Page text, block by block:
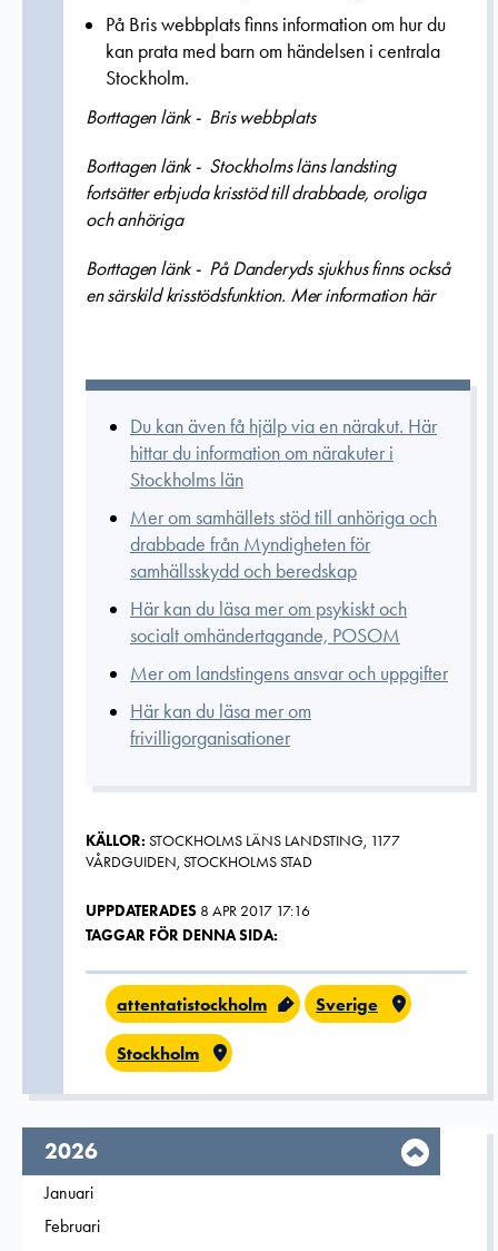
På Bris webbplats finns information om hur du
kan prata med barn om händelsen i centrala
Stockholm.
Borttagen länk - Bris webbplats
Borttagen länk - Stockholms läns landsting
fortsätter erbjuda krisstöd till drabbade, oroliga
och anhöriga
Borttagen länk - På Danderyds sjukhus finns också
en särskild krisstödsfunktion. Mer information här
Du kan även få hjälp via en närakut. Här
hittar du information om närakuter i
Stockholms län
Mer om samhällets stöd till anhöriga och
drabbade från Myndigheten för
samhällsskydd och beredskap
Här kan du läsa mer om psykiskt och
socialt omhändertagande, POSOM
Mer om landstingens ansvar och uppgifter
Här kan du läsa mer om
frivilligorganisationer
KÄLLOR: STOCKHOLMS LÄNS LANDSTING, 1177
VÅRDGUIDEN, STOCKHOLMS STAD
UPPDATERADES 8 APR 2017 17:16
TAGGAR FÖR DENNA SIDA:
attentatistockholm Sverige
Stockholm
År,
2026
Filtrera på
Januari
Filtrera på
Februari